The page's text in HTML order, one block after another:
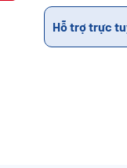
Hỗ trợ trực